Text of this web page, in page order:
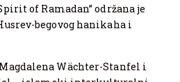
of Ramadan” održana je
begovog hanikaha i
Wächter-Stanfel i